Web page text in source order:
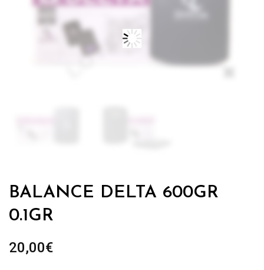
BALANCE DELTA 600GR
0.1GR
20,00€